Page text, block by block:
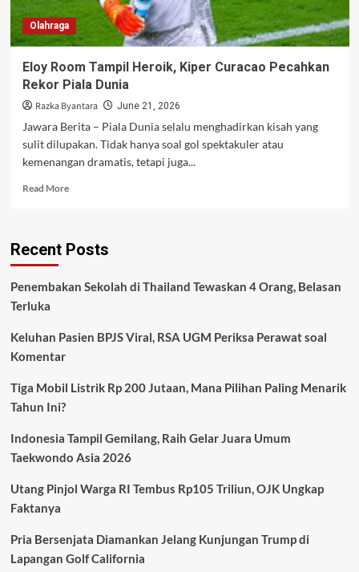
Olahraga
Eloy Room Tampil Heroik, Kiper Curacao Pecahkan
Rekor Piala Dunia
Razka Byantara June 21, 2026
Jawara Berita – Piala Dunia selalu menghadirkan kisah yang
sulit dilupakan. Tidak hanya soal gol spektakuler atau
kemenangan dramatis, tetapi juga...
Read MoreRead
Room
Kiper
Rekor
Recent Posts
Penembakan Sekolah di Thailand Tewaskan 4 Orang, Belasan
Terluka
Keluhan Pasien BPJS Viral, RSA UGM Periksa Perawat soal
Komentar
Tiga Mobil Listrik Rp 200 Jutaan, Mana Pilihan Paling Menarik
Tahun Ini?
Indonesia Tampil Gemilang, Raih Gelar Juara Umum
Taekwondo Asia 2026
Utang Pinjol Warga RI Tembus Rp105 Triliun, OJK Ungkap
Faktanya
Pria Bersenjata Diamankan Jelang Kunjungan Trump di
Lapangan Golf California